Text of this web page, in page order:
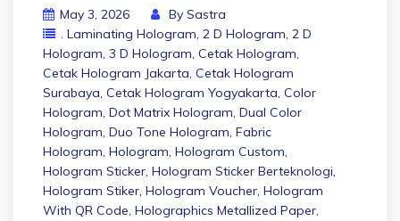
May 3, 2026 By Sastra
. Laminating Hologram, 2 D Hologram, 2 D
Hologram, 3 D Hologram, Cetak Hologram,
Cetak Hologram Jakarta, Cetak Hologram
Surabaya, Cetak Hologram Yogyakarta, Color
Hologram, Dot Matrix Hologram, Dual Color
Hologram, Duo Tone Hologram, Fabric
Hologram, Hologram, Hologram Custom,
Hologram Sticker, Hologram Sticker Berteknologi,
Hologram Stiker, Hologram Voucher, Hologram
With QR Code, Holographics Metallized Paper,